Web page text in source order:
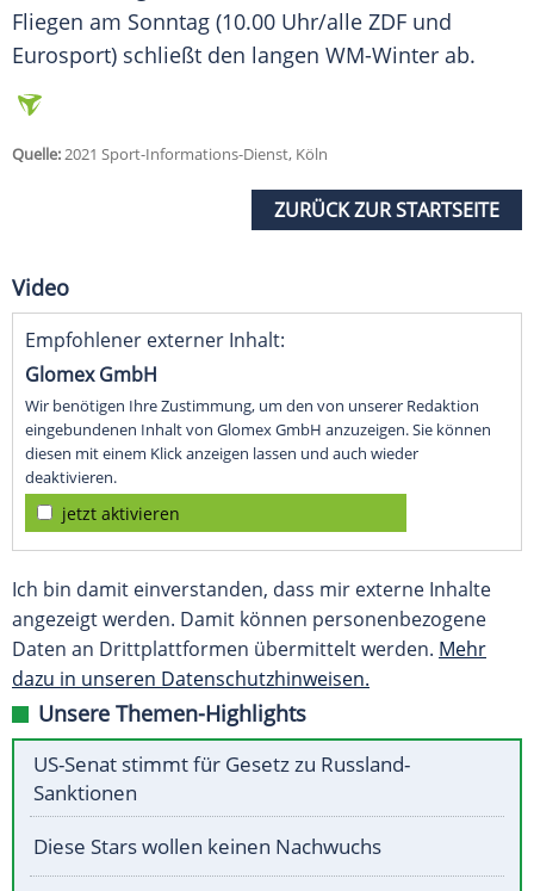
Fliegen am Sonntag (10.00 Uhr/alle ZDF und
Eurosport) schließt den langen WM-Winter ab.
Quelle:2021 Sport-Informations-Dienst, Köln
ZURÜCK ZUR STARTSEITE
Video
Empfohlener externer Inhalt:
Glomex GmbH
Wir benötigen Ihre Zustimmung, um den von unserer Redaktion
eingebundenen Inhalt von Glomex GmbH anzuzeigen. Sie können
diesen mit einem Klick anzeigen lassen und auch wieder
deaktivieren.
jetzt aktivieren
Ich bin damit einverstanden, dass mir externe Inhalte
angezeigt werden. Damit können personenbezogene
Daten an Drittplattformen übermittelt werden. Mehr
dazu in unseren Datenschutzhinweisen.
Unsere Themen-Highlights
US-Senat stimmt für Gesetz zu Russland-
Sanktionen
Diese Stars wollen keinen Nachwuchs